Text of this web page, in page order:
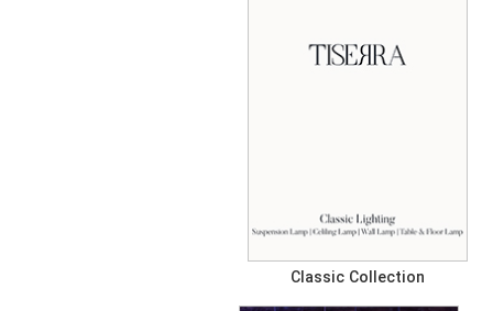
Classic Collection